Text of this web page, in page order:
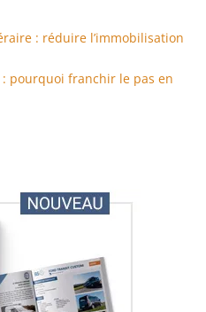
: réduire l’immobilisation
pourquoi franchir le pas en